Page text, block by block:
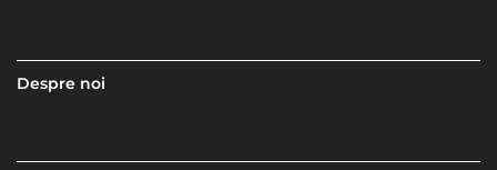
Despre noi